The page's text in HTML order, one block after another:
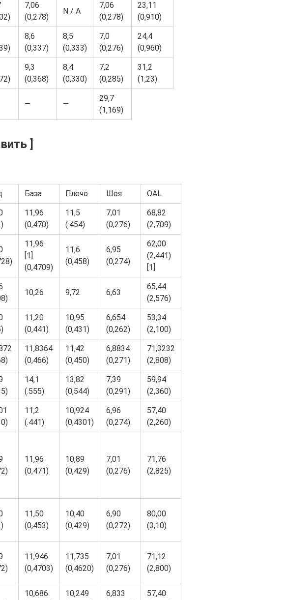
7,06
(0,278)
N / A
7,06
(0,278)
23,11
(0,910)
8,6
(0,337)
8,5
(0,333)
7,0
(0,276)
24,4
(0,960)
9,3
(0,368)
8,4
(0,330)
7,2
(0,285)
31,2
(1,23)
— —
29,7
(1,169)
]
База Плечо Шея OAL
11,96
(0,470)
11,5
(.454)
7,01
(0,276)
68,82
(2,709)
11,96
[1]
(0,4709)
11,6
(0,458)
6,95
(0,274)
62,00
(2,441)
[1]
10,26 9,72 6,63
65,44
(2,576)
11,20
(0,441)
10,95
(0,431)
6,654
(0,262)
53,34
(2,100)
11,8364
(0,466)
11,42
(0,450)
6,8834
(0,271)
71,3232
(2,808)
14,1
(.555)
13,82
(0,544)
7,39
(0,291)
59,94
(2,360)
11,2
(.441)
10,924
(0,4301)
6,96
(0,274)
57,40
(2,260)
11,96
(0,471)
10,89
(0,429)
7,01
(0,276)
71,76
(2,825)
11,50
(0,453)
10,40
(0,429)
6,90
(0,272)
80,00
(3,10)
11,946
(0,4703)
11,735
(0,4620)
7,01
(0,276)
71,12
(2,800)
10,686
10,249
6,833
57,40